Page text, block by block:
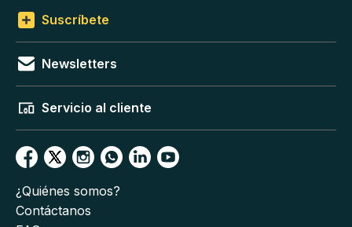
Suscríbete
Newsletters
Servicio al cliente
¿Quiénes somos?
Contáctanos